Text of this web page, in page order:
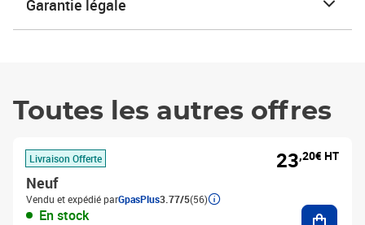
Garantie légale
Toutes les autres offres
Livraison Offerte
Neuf
Vendu et expédié parGpasPlus3.77/5(56)
En stock
23,20€ HT